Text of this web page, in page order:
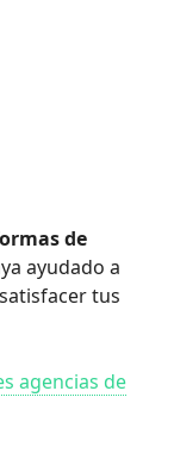
de
ayudado a
tus
agencias de